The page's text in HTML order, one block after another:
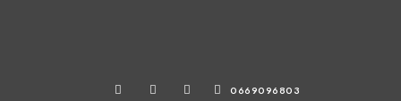
0669096803